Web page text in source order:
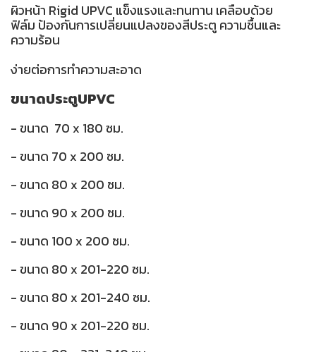
ผิวหน้า Rigid UPVC แข็งแรงและทนทาน เคลือบด้วย
ฟิล์ม ป้องกันการเปลี่ยนแปลงของสีประตู ความชื้นและ
ความร้อน
ง่ายต่อการทำความสะอาด
ขนาดประตูUPVC
- ขนาด 70 x 180 ซม.
- ขนาด 70 x 200 ซม.
- ขนาด 80 x 200 ซม.
- ขนาด 90 x 200 ซม.
- ขนาด 100 x 200 ซม.
- ขนาด 80 x 201-220 ซม.
- ขนาด 80 x 201-240 ซม.
- ขนาด 90 x 201-220 ซม.